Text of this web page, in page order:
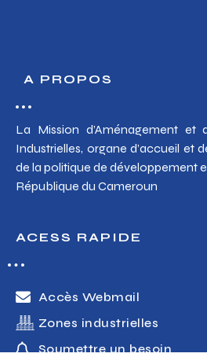
A PROPOS
La Mission d’Aménagement et
Industrielles, organe d’accueil et
de la politique de développement
République du Cameroun
ACESS RAPIDE
Accès Webmail
Zones industrielles
Soumettre un besoin